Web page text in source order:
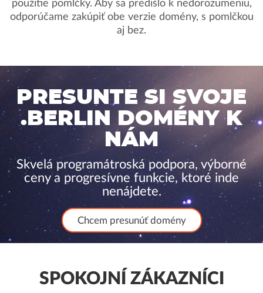
použitie pomlčky. Aby sa predišlo k nedorozumeniu,
odporúčame zakúpiť obe verzie domény, s pomlčkou
aj bez.
PRESUNTE SI SVOJE
.BERLIN DOMÉNY K
NÁM
Skvelá programátroská podpora, výborné
ceny a progresívne funkcie, ktoré inde
nenájdete.
Chcem presunúť domény
SPOKOJNÍ ZÁKAZNÍCI